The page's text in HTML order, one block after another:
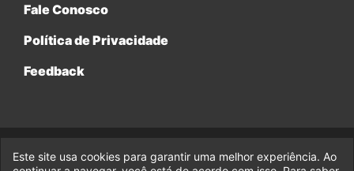
Fale Conosco
Política de Privacidade
Feedback
© 2017-2026 Legado da Marvel, uma empresa da Legado
Este site usa cookies para garantir uma melhor experiência. Ao